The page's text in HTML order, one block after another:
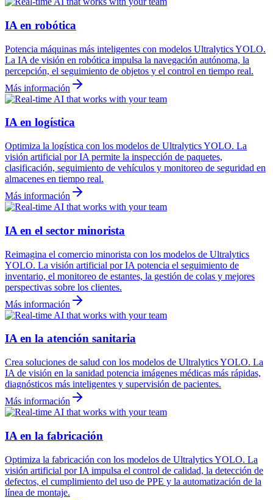
IA en robótica
Potencia máquinas más inteligentes con modelos Ultralytics YOLO.
La IA de visión en robótica impulsa la navegación autónoma, la
percepción, el seguimiento de objetos y el control en tiempo real.
Más información
IA en logística
Optimiza la logística con los modelos de Ultralytics YOLO. La
visión artificial por IA permite la inspección de paquetes,
clasificación, seguimiento de vehículos y monitoreo de seguridad en
almacenes en tiempo real.
Más información
IA en el sector minorista
Reimagina el comercio minorista con los modelos de Ultralytics
YOLO. La visión artificial por IA potencia el seguimiento de
inventario, el monitoreo de estantes, la gestión de colas y mejores
perspectivas sobre los clientes.
Más información
IA en la atención sanitaria
Crea soluciones de salud con los modelos de Ultralytics YOLO. La
IA de visión en la sanidad potencia imágenes médicas más rápidas,
diagnósticos más inteligentes y supervisión de pacientes.
Más información
IA en la fabricación
Optimiza la fabricación con los modelos de Ultralytics YOLO. La
visión artificial por IA impulsa el control de calidad, la detección de
defectos, el cumplimiento del uso de PPE y la automatización de la
línea de montaje.